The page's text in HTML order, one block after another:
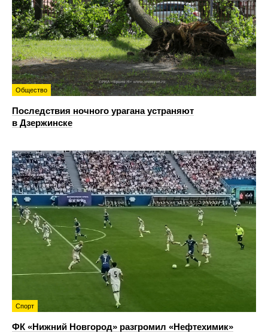
Общество
Последствия ночного урагана устраняют
в Дзержинске
Спорт
ФК «Нижний Новгород» разгромил «Нефтехимик»